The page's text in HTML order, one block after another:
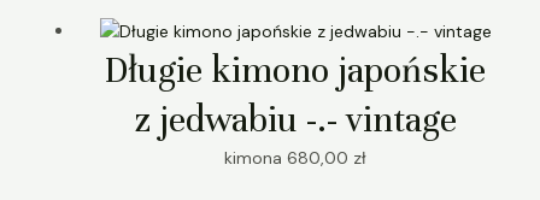
Długie kimono japońskie
z jedwabiu -.- vintage
kimona 680,00 zł